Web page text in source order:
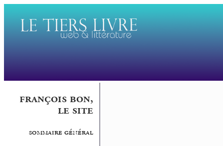
françois bon,
le site
sommaire général